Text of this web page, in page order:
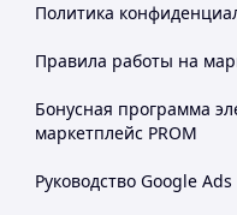
Политика
Правила работы на
Бонусная программа
маркетплейс PROM
Руководство Google Ads